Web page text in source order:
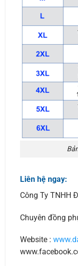
Liên hệ ngay:
Công Ty TNHH
Chuyên đồng
Website :